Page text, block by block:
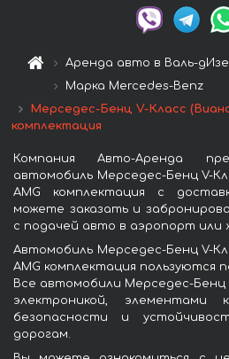
Аренда авто в Валь-
Марка Mercedes-Benz
Мерседес-Бенц V-Класс
комплектация
Компания Авто-Аренда
автомобиль Мерседес-Бенц V-
AMG комплектация с
можете заказать и
с подачей авто в аэропорт или
Автомобиль Мерседес-Бенц V-
AMG комплектация пользуются
Все автомобили Мерседес-
электроникой, элементами
безопасности и
дорогам.